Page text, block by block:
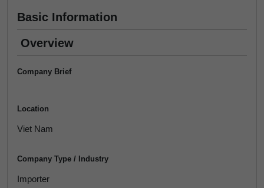
Basic Information
Overview
Company Brief
Location
Viet Nam
Company Type / Industry
Importer